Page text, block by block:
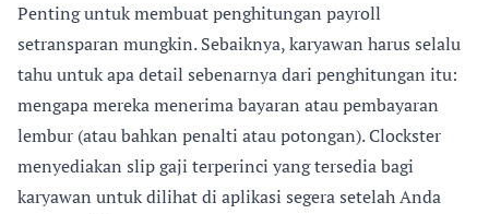
Penting untuk membuat penghitungan payroll
setransparan mungkin. Sebaiknya, karyawan harus selalu
tahu untuk apa detail sebenarnya dari penghitungan itu:
mengapa mereka menerima bayaran atau pembayaran
lembur (atau bahkan penalti atau potongan). Clockster
menyediakan slip gaji terperinci yang tersedia bagi
karyawan untuk dilihat di aplikasi segera setelah Anda